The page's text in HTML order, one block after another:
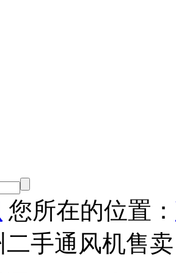
您所在的位置：
二手通风机售卖